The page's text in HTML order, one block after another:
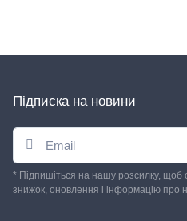
Підписка на новини
* Підпишіться на нашу розсилку, щоб
знижок, оновлення і інформацію про